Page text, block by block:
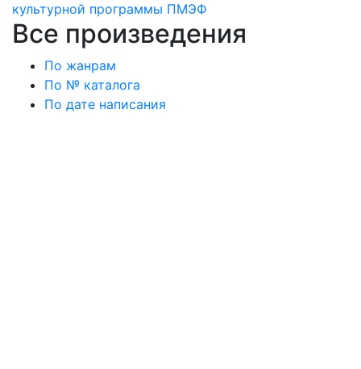
культурной программы ПМЭФ
Все произведения
По жанрам
По № каталога
По дате написания